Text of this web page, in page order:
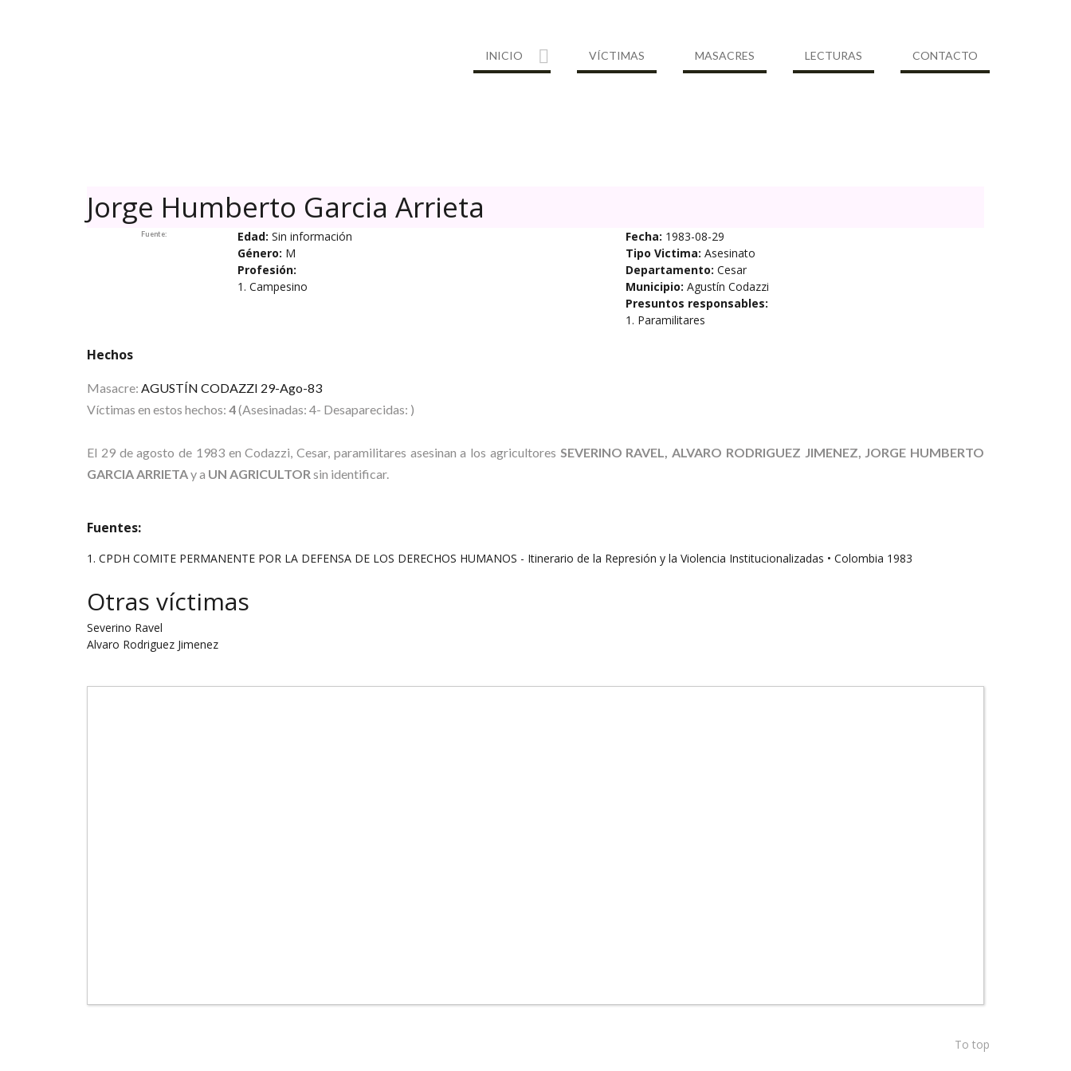
INICIO VÍCTIMAS MASACRES LECTURAS CONTACTO
Jorge Humberto Garcia Arrieta
Fuente: Edad: Sin información
Género: M
Profesión:
1. Campesino
Fecha: 1983-08-29
Tipo Victima: Asesinato
Departamento: Cesar
Municipio: Agustín Codazzi
Presuntos responsables:
1. Paramilitares
Hechos
Masacre: AGUSTÍN CODAZZI 29-Ago-83
Víctimas en estos hechos: 4(Asesinadas: 4- Desaparecidas: )
El 29 de agosto de 1983 en Codazzi, Cesar, paramilitares asesinan a los agricultores SEVERINO RAVEL, ALVARO RODRIGUEZ JIMENEZ, JORGE HUMBERTO
GARCIA ARRIETAy a UN AGRICULTOR sin identificar.
Fuentes:
1. CPDH COMITE PERMANENTE POR LA DEFENSA DE LOS DERECHOS HUMANOS - Itinerario de la Represión y la Violencia Institucionalizadas • Colombia 1983
Otras víctimas
Severino Ravel
Alvaro Rodriguez Jimenez
To top